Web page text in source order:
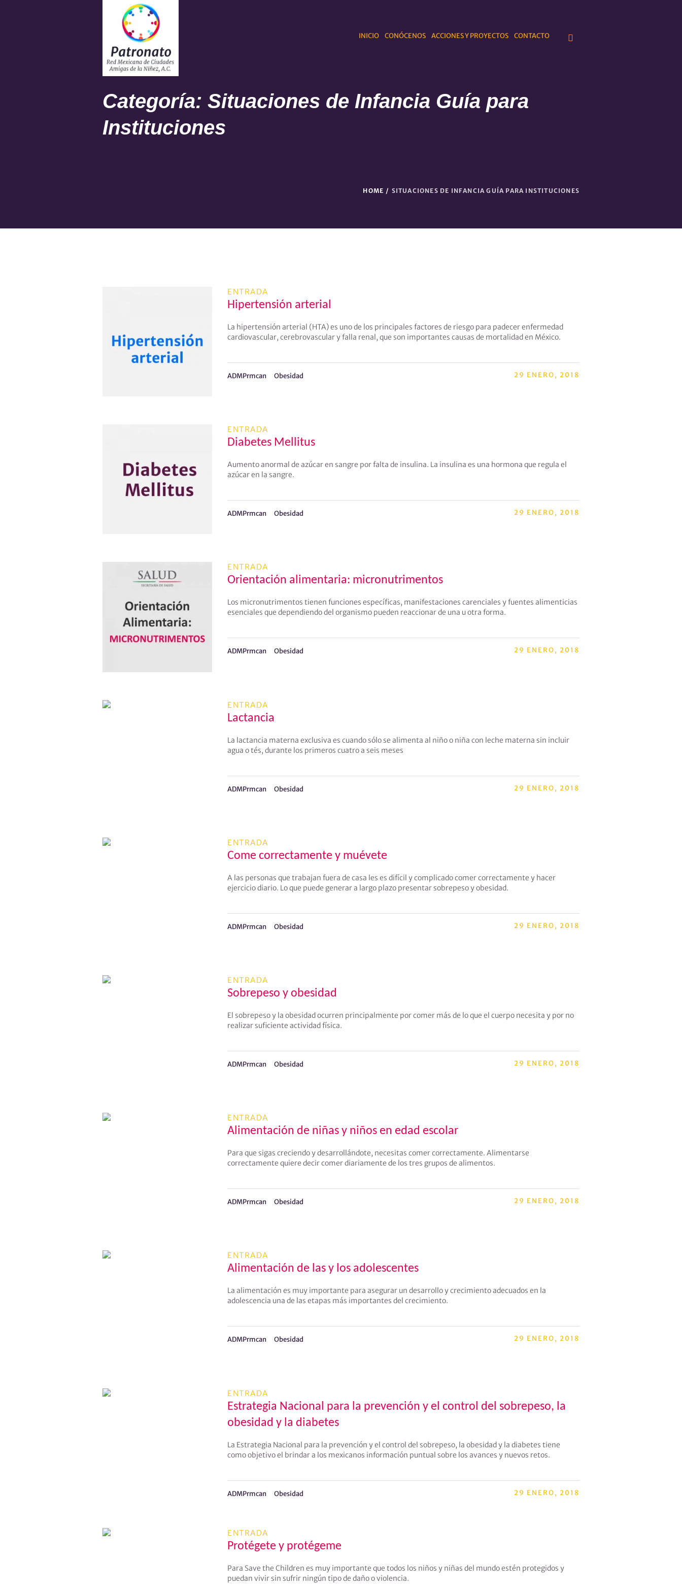
INICIO CONÓCENOS ACCIONES Y PROYECTOS CONTACTO
Categoría: Situaciones de Infancia Guía para
Instituciones
HOME / SITUACIONES DE INFANCIA GUÍA PARA INSTITUCIONES
ENTRADA
Hipertensión arterial
La hipertensión arterial (HTA) es uno de los principales factores de riesgo para padecer enfermedad
cardiovascular, cerebrovascular y falla renal, que son importantes causas de mortalidad en México.
ADMPrmcan Obesidad 29 ENERO, 2018
ENTRADA
Diabetes Mellitus
Aumento anormal de azúcar en sangre por falta de insulina. La insulina es una hormona que regula el
azúcar en la sangre.
ADMPrmcan Obesidad 29 ENERO, 2018
ENTRADA
Orientación alimentaria: micronutrimentos
Los micronutrimentos tienen funciones específicas, manifestaciones carenciales y fuentes alimenticias
esenciales que dependiendo del organismo pueden reaccionar de una u otra forma.
ADMPrmcan Obesidad 29 ENERO, 2018
ENTRADA
Lactancia
La lactancia materna exclusiva es cuando sólo se alimenta al niño o niña con leche materna sin incluir
agua o tés, durante los primeros cuatro a seis meses
ADMPrmcan Obesidad 29 ENERO, 2018
ENTRADA
Come correctamente y muévete
A las personas que trabajan fuera de casa les es difícil y complicado comer correctamente y hacer
ejercicio diario. Lo que puede generar a largo plazo presentar sobrepeso y obesidad.
ADMPrmcan Obesidad 29 ENERO, 2018
ENTRADA
Sobrepeso y obesidad
El sobrepeso y la obesidad ocurren principalmente por comer más de lo que el cuerpo necesita y por no
realizar suficiente actividad física.
ADMPrmcan Obesidad 29 ENERO, 2018
ENTRADA
Alimentación de niñas y niños en edad escolar
Para que sigas creciendo y desarrollándote, necesitas comer correctamente. Alimentarse
correctamente quiere decir comer diariamente de los tres grupos de alimentos.
ADMPrmcan Obesidad 29 ENERO, 2018
ENTRADA
Alimentación de las y los adolescentes
La alimentación es muy importante para asegurar un desarrollo y crecimiento adecuados en la
adolescencia una de las etapas más importantes del crecimiento.
ADMPrmcan Obesidad 29 ENERO, 2018
ENTRADA
Estrategia Nacional para la prevención y el control del sobrepeso, la
obesidad y la diabetes
La Estrategia Nacional para la prevención y el control del sobrepeso, la obesidad y la diabetes tiene
como objetivo el brindar a los mexicanos información puntual sobre los avances y nuevos retos.
ADMPrmcan Obesidad 29 ENERO, 2018
ENTRADA
Protégete y protégeme
Para Save the Children es muy importante que todos los niños y niñas del mundo estén protegidos y
puedan vivir sin sufrir ningún tipo de daño o violencia.